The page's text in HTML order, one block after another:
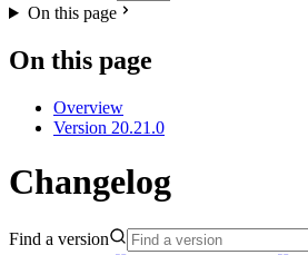
On this page
On this page
Overview
Version 20.21.0
Changelog
Find a version